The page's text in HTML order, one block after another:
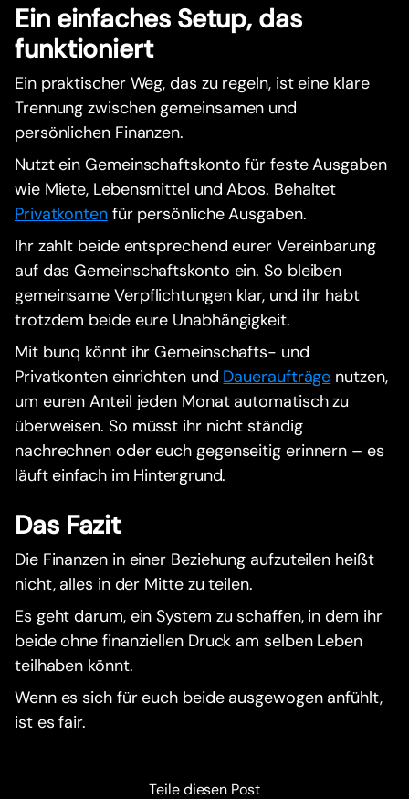
Ein einfaches Setup, das
funktioniert
Ein praktischer Weg, das zu regeln, ist eine klare
Trennung zwischen gemeinsamen und
persönlichen Finanzen.
Nutzt ein Gemeinschaftskonto für feste Ausgaben
wie Miete, Lebensmittel und Abos. Behaltet
Privatkontenfür persönliche Ausgaben.
Ihr zahlt beide entsprechend eurer Vereinbarung
auf das Gemeinschaftskonto ein. So bleiben
gemeinsame Verpflichtungen klar, und ihr habt
trotzdem beide eure Unabhängigkeit.
Mit bunq könnt ihr Gemeinschafts- und
Privatkonten einrichten und Daueraufträge nutzen,
um euren Anteil jeden Monat automatisch zu
überweisen. So müsst ihr nicht ständig
nachrechnen oder euch gegenseitig erinnern – es
läuft einfach im Hintergrund.
Das Fazit
Die Finanzen in einer Beziehung aufzuteilen heißt
nicht, alles in der Mitte zu teilen.
Es geht darum, ein System zu schaffen, in dem ihr
beide ohne finanziellen Druck am selben Leben
teilhaben könnt.
Wenn es sich für euch beide ausgewogen anfühlt,
ist es fair.
Teile diesen Post